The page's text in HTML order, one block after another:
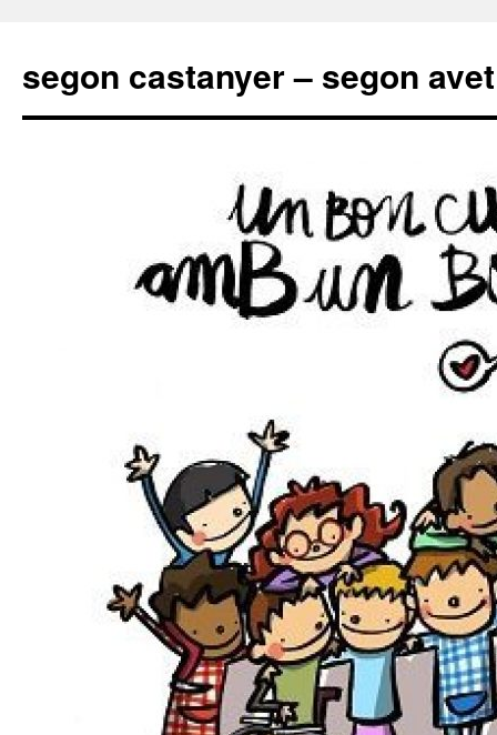
segon castanyer – segon avet